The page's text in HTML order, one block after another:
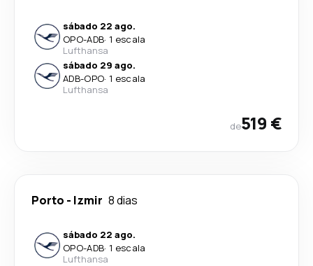
sábado 22 ago.
OPO-ADB· 1 escala
Lufthansa
sábado 29 ago.
ADB-OPO· 1 escala
Lufthansa
de519 €
Porto - Izmir 8 dias
sábado 22 ago.
OPO-ADB· 1 escala
Lufthansa